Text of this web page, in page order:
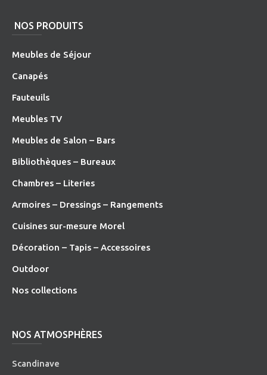
NOS PRODUITS
Meubles de Séjour
Canapés
Fauteuils
Meubles TV
Meubles de Salon – Bars
Bibliothèques – Bureaux
Chambres – Literies
Armoires – Dressings – Rangements
Cuisines sur-mesure Morel
Décoration – Tapis – Accessoires
Outdoor
Nos collections
NOS ATMOSPHÈRES
Scandinave